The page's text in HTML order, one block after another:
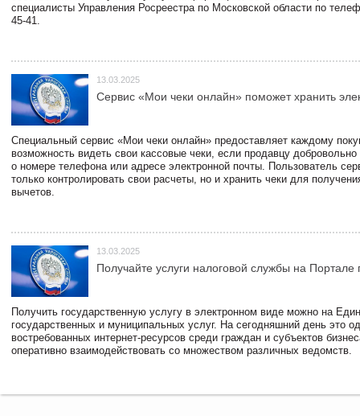
специалисты Управления Росреестра по Московской области по
45-41.
13.03.2025
Сервис «Мои чеки онлайн» поможет хранить
Специальный сервис «Мои чеки онлайн» предоставляет каждому
возможность видеть свои кассовые чеки, если продавцу
о номере телефона или адресе электронной почты. Пользователь
только контролировать свои расчеты, но и хранить чеки для
вычетов.
13.03.2025
Получайте услуги налоговой службы на Портале
Получить государственную услугу в электронном виде можно на
государственных и муниципальных услуг. На сегодняшний день это
востребованных интернет-ресурсов среди граждан и субъектов
оперативно взаимодействовать со множеством различных ведомств.